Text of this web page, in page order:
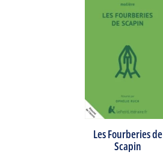
Les Fourberies de
Scapin